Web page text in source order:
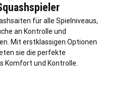
für alle Spielniveaus,
an Kontrolle und
Mit erstklassigen Optionen
sie die perfekte
Komfort und Kontrolle.